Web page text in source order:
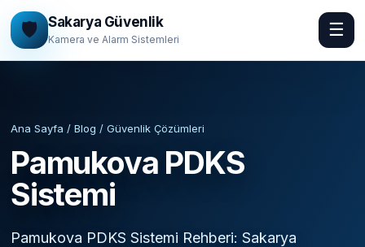
🛡️ Sakarya Güvenlik
Kamera ve Alarm Sistemleri ☰
Ana Sayfa / Blog / Güvenlik Çözümleri
Pamukova PDKS
Sistemi
Pamukova PDKS Sistemi Rehberi: Sakarya